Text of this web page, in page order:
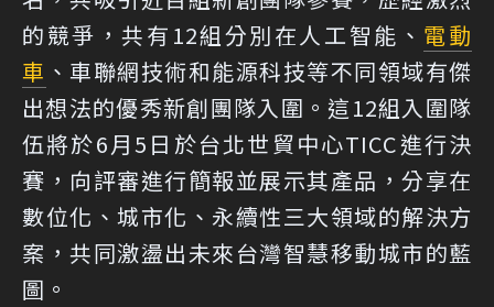
的競爭，共有12組分別在人工智能、 電動
車 、車聯網技術和能源科技等不同領域有傑
出想法的優秀新創團隊入圍。這12組入圍隊
伍將於6月5日於台北世貿中心TICC進行決
賽，向評審進行簡報並展示其產品，分享在
數位化、城市化、永續性三大領域的解決方
案，共同激盪出未來台灣智慧移動城市的藍
圖。